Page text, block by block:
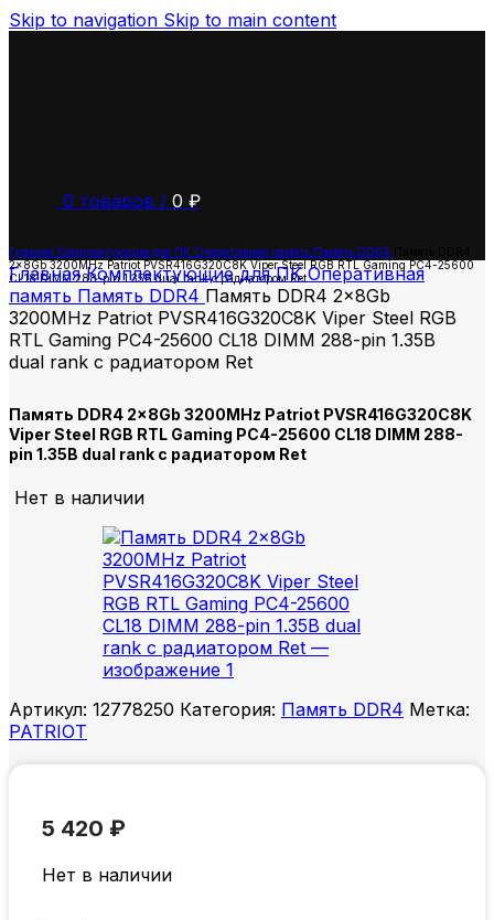
Skip to navigation Skip to main content
0 товаров / 0 ₽
Главная Комплектующие для ПК Оперативная память Память DDR4
2x8Gb 3200MHz Patriot PVSR416G320C8K Viper Steel RGB RTL Gaming PC4-25600
CL18 DIMM 288-pin 1.35В dual rank с радиатором Ret
ГлавнаяКомплектующие для ПКОперативная
память Память DDR4 Память DDR4 2x8Gb
3200MHz Patriot PVSR416G320C8K Viper Steel RGB
RTL Gaming PC4-25600 CL18 DIMM 288-pin 1.35В
dual rank с радиатором Ret
Память DDR4 2x8Gb 3200MHz Patriot PVSR416G320C8K
Viper Steel RGB RTL Gaming PC4-25600 CL18 DIMM 288-
pin 1.35В dual rank с радиатором Ret
Нет в наличии
Артикул: 12778250 Категория: Память DDR4 Метка:
PATRIOT
5 420 ₽
Нет в наличии